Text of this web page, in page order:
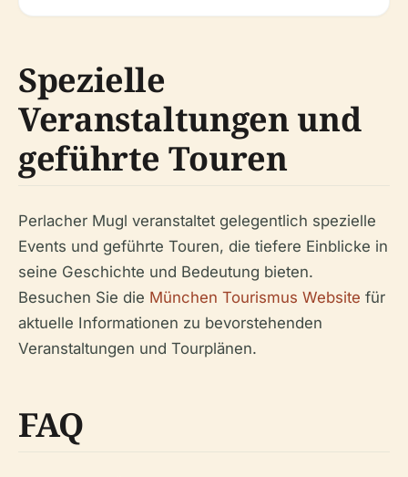
Spezielle
Veranstaltungen und
geführte Touren
Perlacher Mugl veranstaltet gelegentlich spezielle
Events und geführte Touren, die tiefere Einblicke in
seine Geschichte und Bedeutung bieten.
Besuchen Sie die München Tourismus Website für
aktuelle Informationen zu bevorstehenden
Veranstaltungen und Tourplänen.
FAQ